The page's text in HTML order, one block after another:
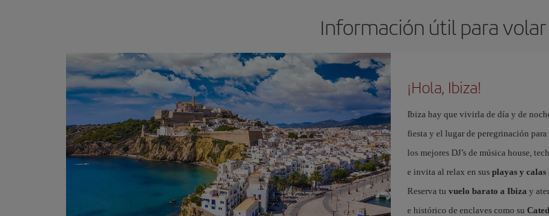
Información útil para volar
¡Hola, Ibiza!
Ibiza hay que vivirla de día y de
fiesta y el lugar de peregrinación
los mejores DJ’s de música house,
e invita al relax en sus playas y calas
Reserva tu vuelo barato a Ibiza y
e histórico de enclaves como su